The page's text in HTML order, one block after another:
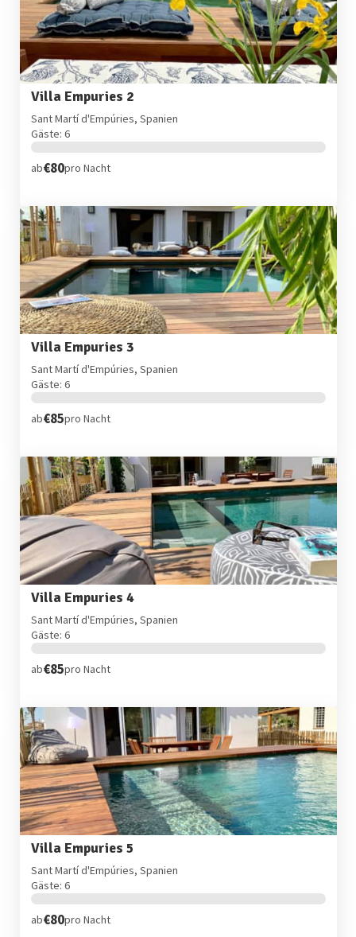
Villa Empuries 2
Sant Martí d'Empúries, Spanien
Gäste: 6
ab€80pro Nacht
Villa Empuries 3
Sant Martí d'Empúries, Spanien
Gäste: 6
ab€85pro Nacht
Villa Empuries 4
Sant Martí d'Empúries, Spanien
Gäste: 6
ab€85pro Nacht
Villa Empuries 5
Sant Martí d'Empúries, Spanien
Gäste: 6
ab€80pro Nacht